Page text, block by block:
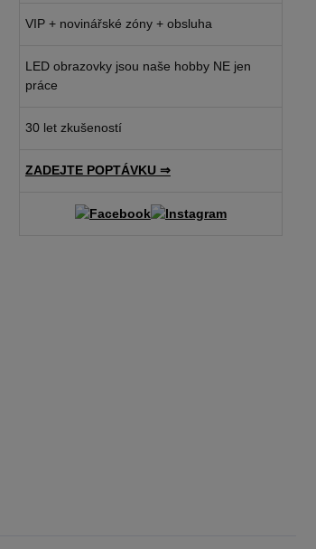
VIP + novinářské zóny + obsluha
LED obrazovky jsou naše hobby NE jen
práce
30 let zkušeností
ZADEJTE POPTÁVKU ⇒